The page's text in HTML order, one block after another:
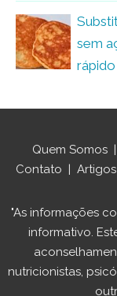
sem
rápido
Quem Somos |
Contato |
"As informações
informativo.
nutricionistas,